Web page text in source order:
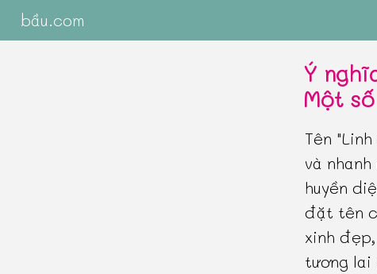
bầu.com
Ý
Một
Tên
và
huyền
đặt tên
xinh
tương lai